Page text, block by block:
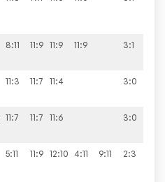
8:11 11:9 11:9 11:9 3:1
11:3 11:7 11:4 3:0
11:7 11:7 11:6 3:0
5:11 11:9 12:10 4:11 9:11 2:3